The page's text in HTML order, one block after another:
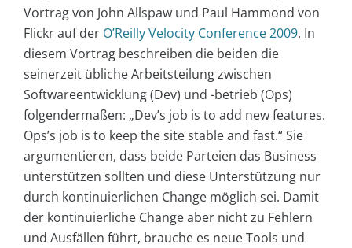
Vortrag von John Allspaw und Paul Hammond von
Flickr auf der O’Reilly Velocity Conference 2009. In
diesem Vortrag beschreiben die beiden die
seinerzeit übliche Arbeitsteilung zwischen
Softwareentwicklung (Dev) und -betrieb (Ops)
folgendermaßen: „Dev’s job is to add new features.
Ops’s job is to keep the site stable and fast.“ Sie
argumentieren, dass beide Parteien das Business
unterstützen sollten und diese Unterstützung nur
durch kontinuierlichen Change möglich sei. Damit
der kontinuierliche Change aber nicht zu Fehlern
und Ausfällen führt, brauche es neue Tools und